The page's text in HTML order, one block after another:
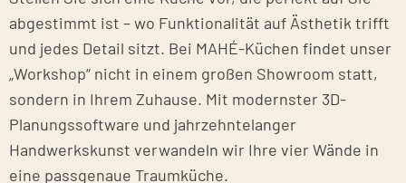
abgestimmt ist – wo Funktionalität auf Ästhetik trifft
und jedes Detail sitzt. Bei MAHÉ-Küchen findet unser
„Workshop“ nicht in einem großen Showroom statt,
sondern in Ihrem Zuhause. Mit modernster 3D-
Planungssoftware und jahrzehntelanger
Handwerkskunst verwandeln wir Ihre vier Wände in
eine passgenaue Traumküche.